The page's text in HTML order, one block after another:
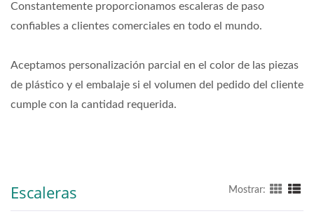
Constantemente proporcionamos escaleras de paso
confiables a clientes comerciales en todo el mundo.
Aceptamos personalización parcial en el color de las piezas
de plástico y el embalaje si el volumen del pedido del cliente
cumple con la cantidad requerida.
Escaleras Mostrar: